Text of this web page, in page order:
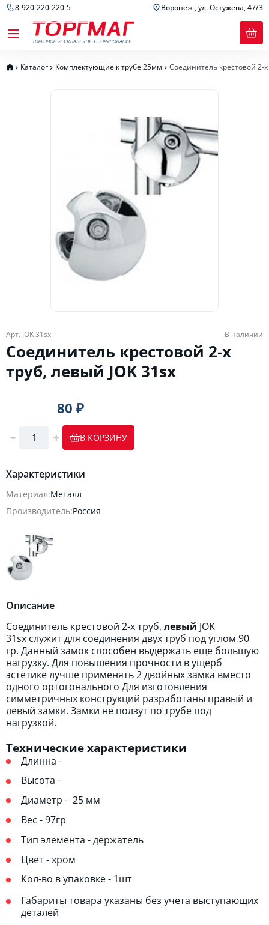
8-920-220-220-5 Воронеж , ул. Остужева, 47/3
Каталог Комплектующие к трубе 25мм Соединитель крестовой 2-х
Арт. JOK 31sx В наличии
Соединитель крестовой 2-х
труб, левый JOK 31sx
Характеристики
Материал:Металл
Производитель:Россия
80 ₽
В КОРЗИНУ
Описание
Соединитель крестовой 2-х труб, левый JOK
31sx служит для соединения двух труб под углом 90
гр. Данный замок способен выдержать еще большую
нагрузку. Для повышения прочности в ущерб
эстетике лучше применять 2 двойных замка вместо
одного ортогонального Для изготовления
симметричных конструкций разработаны правый и
левый замки. Замки не ползут по трубе под
нагрузкой.
Технические характеристики
Длинна -
Высота -
Диаметр - 25 мм
Вес - 97гр
Тип элемента - держатель
Цвет - хром
Кол-во в упаковке - 1шт
Габариты товара указаны без учета выступающих
деталей